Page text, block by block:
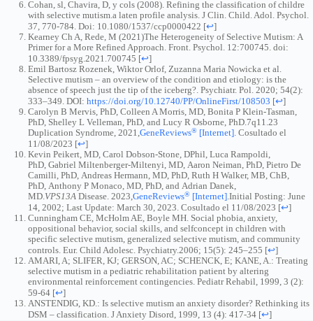
Cohan, sl, Chavira, D, y cols (2008). Refining the classification of childre
with selective mutism.a laten profile analysis. J Clin. Child. Adol. Psychol.
37, 770-784. Doi: 10.1080/1537/ccp0000422 [↩]
Kearney Ch A, Rede, M (2021)The Heterogeneity of Selective Mutism: A
Primer for a More Refined Approach. Front. Psychol. 12:700745. doi:
10.3389/fpsyg.2021.700745 [↩]
Emil Bartosz Rozenek, Wiktor Orlof, Zuzanna Maria Nowicka et al.
Selective mutism – an overview of the condition and etiology: is the
absence of speech just the tip of the iceberg?. Psychiatr. Pol. 2020; 54(2):
333–349. DOI: https://doi.org/10.12740/PP/OnlineFirst/108503 [↩]
Carolyn B Mervis, PhD, Colleen A Morris, MD, Bonita P Klein-Tasman,
PhD, Shelley L Velleman, PhD, and Lucy R Osborne, PhD.7q11.23
Duplication Syndrome, 2021,GeneReviews® [Internet]. Cosultado el
11/08/2023 [↩]
Kevin Peikert, MD, Carol Dobson-Stone, DPhil, Luca Rampoldi,
PhD, Gabriel Miltenberger-Miltenyi, MD, Aaron Neiman, PhD, Pietro De
Camilli, PhD, Andreas Hermann, MD, PhD, Ruth H Walker, MB, ChB,
PhD, Anthony P Monaco, MD, PhD, and Adrian Danek,
MD.VPS13A Disease. 2023,GeneReviews® [Internet].Initial Posting: June
14, 2002; Last Update: March 30, 2023. Cosultado el 11/08/2023 [↩]
Cunningham CE, McHolm AE, Boyle MH. Social phobia, anxiety,
oppositional behavior, social skills, and selfconcept in children with
specific selective mutism, generalized selective mutism, and community
controls. Eur. Child Adolesc. Psychiatry.2006; 15(5): 245–255 [↩]
AMARI, A; SLIFER, KJ; GERSON, AC; SCHENCK, E; KANE, A.: Treating
selective mutism in a pediatric rehabilitation patient by altering
environmental reinforcement contingencies. Pediatr Rehabil, 1999, 3 (2):
59-64 [↩]
ANSTENDIG, KD.: Is selective mutism an anxiety disorder? Rethinking its
DSM – classification. J Anxiety Disord, 1999, 13 (4): 417-34 [↩]